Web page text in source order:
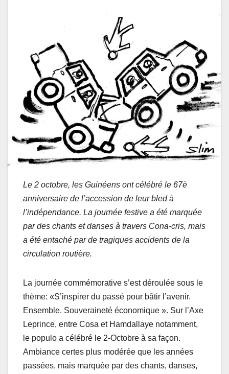
Le 2 octobre, les Guinéens ont célébré le 67è
anniversaire de l’accession de leur bled à
l’indépendance. La journée festive a été marquée
par des chants et danses à travers Cona-cris, mais
a été entaché par de tragiques accidents de la
circulation routière.
La journée commémorative s’est déroulée sous le
thème: «S’inspirer du passé pour bâtir l’avenir.
Ensemble. Souveraineté économique ». Sur l’Axe
Leprince, entre Cosa et Hamdallaye notamment,
le populo a célébré le 2-Octobre à sa façon.
Ambiance certes plus modérée que les années
passées, mais marquée par des chants, danses,